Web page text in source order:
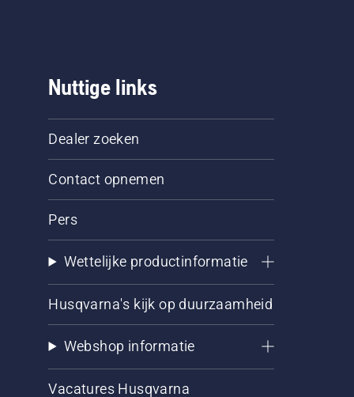
Nuttige links
Dealer zoeken
Contact opnemen
Pers
Wettelijke productinformatie
Husqvarna's kijk op duurzaamheid
Webshop informatie
Vacatures Husqvarna